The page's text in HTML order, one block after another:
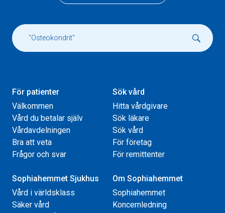
För patienter
Välkommen
Vård du betalar själv
Vårdavdelningen
Bra att veta
Frågor och svar
Sök vård
Hitta vårdgivare
Sök läkare
Sök vård
För företag
För remittenter
Sophiahemmet Sjukhus
Vård i världsklass
Säker vård
Om Sophiahemmet
Sophiahemmet
Koncernledning